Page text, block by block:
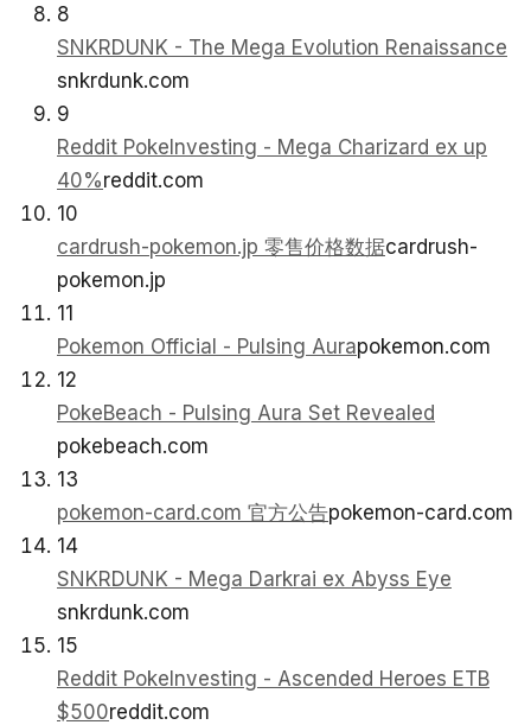
8
SNKRDUNK - The Mega Evolution Renaissance
snkrdunk.com
9
Reddit PokeInvesting - Mega Charizard ex up
40%reddit.com
10
cardrush-pokemon.jp 零售价格数据cardrush-
pokemon.jp
11
Pokemon Official - Pulsing Aurapokemon.com
12
PokeBeach - Pulsing Aura Set Revealed
pokebeach.com
13
pokemon-card.com 官方公告pokemon-card.com
14
SNKRDUNK - Mega Darkrai ex Abyss Eye
snkrdunk.com
15
Reddit PokeInvesting - Ascended Heroes ETB
$500reddit.com